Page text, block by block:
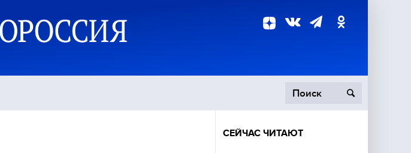
СЕЙЧАС ЧИТАЮТ